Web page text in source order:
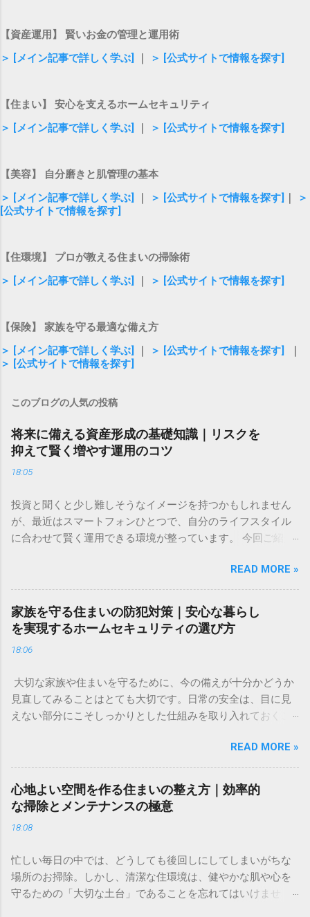
【資産運用】 賢いお金の管理と運用術
＞ [メイン記事で詳しく学ぶ]
＞ [公式サイトで情報を探す]
【住まい】 安心を支えるホームセキュリティ
＞ [メイン記事で詳しく学ぶ]
＞ [公式サイトで情報を探す]
【美容】 自分磨きと肌管理の基本
＞ [メイン記事で詳しく学ぶ]
＞ [公式サイトで情報を探す]
＞
[公式サイトで情報を探す]
【住環境】 プロが教える住まいの掃除術
＞ [メイン記事で詳しく学ぶ]
＞ [公式サイトで情報を探す]
【保険】 家族を守る最適な備え方
＞ [メイン記事で詳しく学ぶ]
＞ [公式サイトで情報を探す]
＞ [公式サイトで情報を探す]
このブログの人気の投稿
将来に備える資産形成の基礎知識｜リスクを
抑えて賢く増やす運用のコツ
18:05
投資と聞くと少し難しそうなイメージを持つかもしれません
が、最近はスマートフォンひとつで、自分のライフスタイル
に合わせて賢く運用できる環境が整っています。 今回ご紹介
とつのアプリで管理できる新しいツールです。直感的な操作
感と、取引手数料が無料という気軽さが特徴で、投資のタイ
ミングを逃したくない方や、これから新しい挑戦を始めたい
方に適した選択肢といえるでしょう。 ✅ [投資の新しい形を詳
しく見る] ✅ 「将来のために何かしたほうがいいのはわかって
いるけれど、何から始めればいいのかわからない」「今の生
焦りを感じることはありませんか？ 多くの人が一度は頭を悩
ませる「お金」の問題。特に、将来の生活資金やライフイベ
ントに備えるための資産形成は、早い段階から少しずつ取り
しく考えがちな資産形成について、初心者の方でも安心して
取り組める基本的な考え方と、リスクを抑えて賢く資産を守
り、育てるためのコツをわかりやすく解説します。特別な知
識がなくても、今日からできる一歩を一緒に整理していきま
もしれません。しかし、現在の経済環境において、自ら資産
を管理し、育てる意識を持つことは、誰にとっても欠かせな
いライフスキルとなっています。 物価上昇と資産維持の関係
私たちが暮らす社会では、モノの価格が変動します。これま
READ MORE »
家族を守る住まいの防犯対策｜安心な暮らし
を実現するホームセキュリティの選び方
18:06
大切な家族や住まいを守るために、今の備えが十分かどうか
見直してみることはとても大切です。日常の安全は、目に見
えない部分にこそしっかりとした仕組みを取り入れておくこ
キュリティについて「自分たちでできる対策」と「プロの
力」を組み合わせることで、より強固な暮らしの基盤を作る
方法をご紹介します。今の生活環境に合わせた、無理のない
防犯対策を検討してみてはいかがでしょうか。 ✅ [住まいの安
心をサポートする詳細はこちらから確認できます] ✅ 「最近、
近所で物騒な噂を聞いて不安」「外出中や就寝中、家族の安
て、このように考えたことはありませんか。家は本来、心か
らリラックスできる場所であるはずです。しかし、ほんの少
しの油断や防犯意識の欠如が、大切な家族や財産を脅かす隙
READ MORE »
心地よい空間を作る住まいの整え方｜効率的
な掃除とメンテナンスの極意
18:08
忙しい毎日の中では、どうしても後回しにしてしまいがちな
場所のお掃除。しかし、清潔な住環境は、健やかな肌や心を
守るための「大切な土台」であることを忘れてはいけませ